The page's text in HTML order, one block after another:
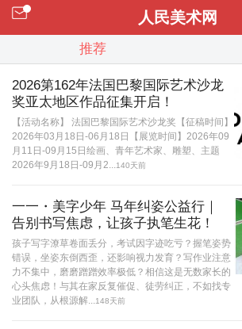
人民美术网
推荐
2026第162年法国巴黎国际艺术沙龙
奖亚太地区作品征集开启！
【活动名称】 法国巴黎国际艺术沙龙奖【征稿时间】
2026年03月18日-06月18日【展览时间】2026年09
月11日-09月15日绘画、青年艺术家、雕塑、主题
2026年9月18日-09月2...140天前
一一・美字少年 马年纠姿公益行｜
告别书写焦虑，让孩子执笔生花！
孩子写字潦草卷面丢分，考试因字迹吃亏？握笔姿势
错误，坐姿东倒西歪，还影响视力发育？写作业注意
力不集中，磨磨蹭蹭效率极低？相信这是无数家长的
心头焦虑！与其在家反复催促、徒劳纠正，不如找专
业团队，从根源解...148天前